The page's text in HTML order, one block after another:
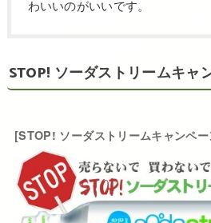
わいいのがいいです。
STOP! ソーダストリームキャ
[STOP! ソーダストリームキャンペー